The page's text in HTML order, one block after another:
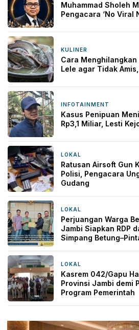
Muhammad Sholeh
Pengacara ‘No Viral
KULINER
Cara Menghilangkan
Lele agar Tidak
INFOTAINMENT
Kasus Penipuan
Rp3,1 Miliar, Lesti
LOKAL
Ratusan Airsoft Gun
Polisi, Pengacara
Gudang
LOKAL
Perjuangan Warga
Jambi Siapkan RDP
Simpang
LOKAL
Kasrem 042/Gapu
Provinsi Jambi demi
Program Pemerintah